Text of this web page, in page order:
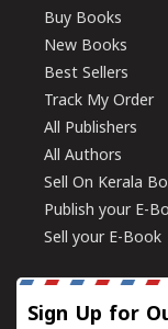
Buy Books
New Books
Best Sellers
Track My Order
All Publishers
All Authors
Sell On Kerala
Publish your E-
Sell your E-Book
Sign Up for